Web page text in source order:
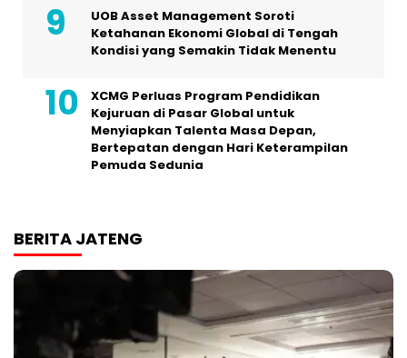
UOB Asset Management Soroti
Ketahanan Ekonomi Global di Tengah
Kondisi yang Semakin Tidak Menentu
XCMG Perluas Program Pendidikan
Kejuruan di Pasar Global untuk
Menyiapkan Talenta Masa Depan,
Bertepatan dengan Hari Keterampilan
Pemuda Sedunia
BERITA JATENG